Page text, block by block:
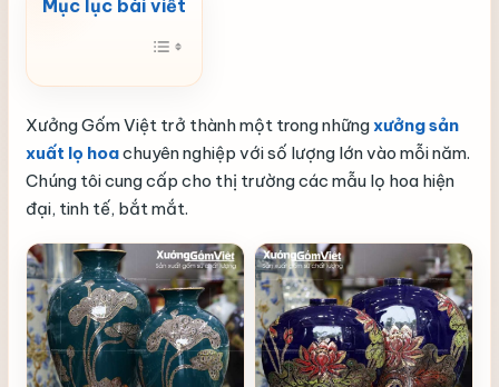
Xưởng Gốm Việt trở thành một trong nhữngxưởng sản
xuất lọ hoachuyên nghiệp với số lượng lớn vào mỗi năm.
Chúng tôi cung cấp cho thị trường các mẫu lọ hoa hiện
đại, tinh tế, bắt mắt.